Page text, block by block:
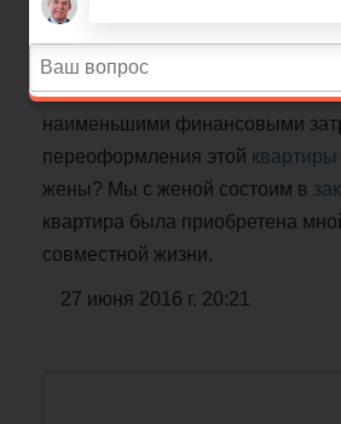
Я имею в личной собственности
зарегистрированную на меня в
порядке. Каков порядок моих
наименьшими финансовыми
переоформления этой квартиры
жены? Мы с женой состоим в
квартира была приобретена
совместной жизни.
27 июня 2016 г. 20:21